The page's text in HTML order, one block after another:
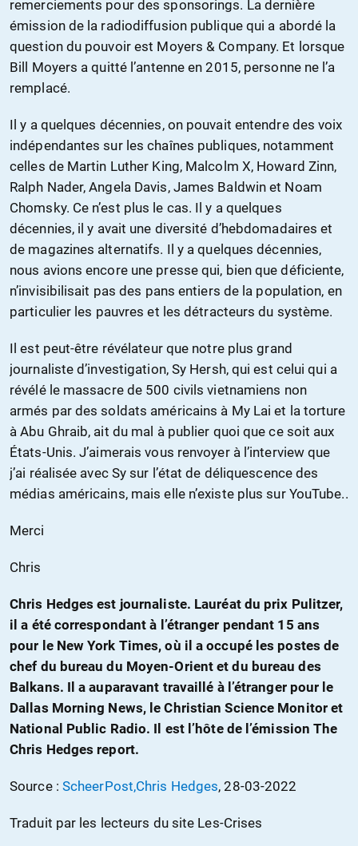
remerciements pour des sponsorings. La dernière
émission de la radiodiffusion publique qui a abordé la
question du pouvoir est Moyers & Company. Et lorsque
Bill Moyers a quitté l’antenne en 2015, personne ne l’a
remplacé.
Il y a quelques décennies, on pouvait entendre des voix
indépendantes sur les chaînes publiques, notamment
celles de Martin Luther King, Malcolm X, Howard Zinn,
Ralph Nader, Angela Davis, James Baldwin et Noam
Chomsky. Ce n’est plus le cas. Il y a quelques
décennies, il y avait une diversité d’hebdomadaires et
de magazines alternatifs. Il y a quelques décennies,
nous avions encore une presse qui, bien que déficiente,
n’invisibilisait pas des pans entiers de la population, en
particulier les pauvres et les détracteurs du système.
Il est peut-être révélateur que notre plus grand
journaliste d’investigation, Sy Hersh, qui est celui qui a
révélé le massacre de 500 civils vietnamiens non
armés par des soldats américains à My Lai et la torture
à Abu Ghraib, ait du mal à publier quoi que ce soit aux
États-Unis. J’aimerais vous renvoyer à l’interview que
j’ai réalisée avec Sy sur l’état de déliquescence des
médias américains, mais elle n’existe plus sur YouTube..
Merci
Chris
Chris Hedges est journaliste. Lauréat du prix Pulitzer,
il a été correspondant à l’étranger pendant 15 ans
pour le New York Times, où il a occupé les postes de
chef du bureau du Moyen-Orient et du bureau des
Balkans. Il a auparavant travaillé à l’étranger pour le
Dallas Morning News, le Christian Science Monitor et
National Public Radio. Il est l’hôte de l’émission The
Chris Hedges report.
Source : ScheerPost,Chris Hedges, 28-03-2022
Traduit par les lecteurs du site Les-Crises